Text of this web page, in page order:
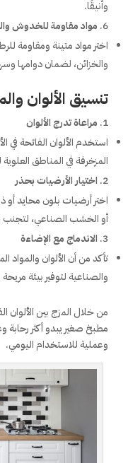
وأنيقًا.
مواد مقاومة للخدوش
اختر مواد متينة ومقاومة
والخزائن، لضمان دوامها
تنسيق الألوان
مراعاة تدرج الألوان
استخدم الألوان الفاتحة في
المزخرفة في المناطق العلوية
اختيار الأرضيات بحذر
اختر أرضيات بلون محايد
أو الخشب الصناعي، لتجنب
الاندماج مع الإضاءة
تأكد من أن الألوان والمواد
والصناعية لتوفير بيئة
من خلال المزج بين الألوان
مطبخ صغير يبدو أكثر
وعملية للاستخدام اليومي.